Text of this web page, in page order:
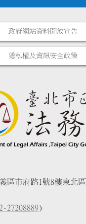
政府網站資料開放宣告
隱私權及資訊安全政策
區市府路1號8樓東北區
27208889)